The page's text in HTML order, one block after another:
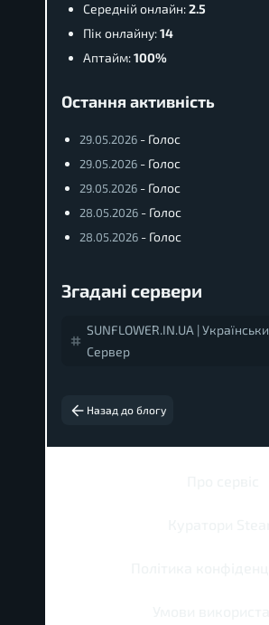
Середній онлайн:2.5
Пік онлайну:14
Аптайм:100%
Остання активність
29.05.2026 - Голос
29.05.2026 - Голос
29.05.2026 - Голос
28.05.2026 - Голос
28.05.2026 - Голос
Згадані сервери
SUNFLOWER.IN.UA |
Сервер
Назад до блогу